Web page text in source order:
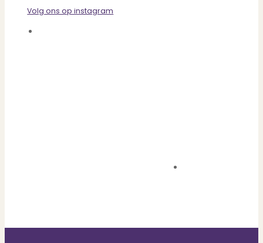
Volg ons op instagram